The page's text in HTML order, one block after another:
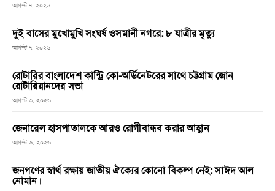
আগস্ট ৭, ২০২৬
দুই বাসের মুখোমুখি সংঘর্ষ ওসমানী নগরে: ৮ যাত্রীর মৃত্যু
আগস্ট ৭, ২০২৬
রোটারির বাংলাদেশ কান্ট্রি কো-অর্ডিনেটরের সাথে চট্টগ্রাম জোন
রোটারিয়ানদের সভা
আগস্ট ৬, ২০২৬
জেনারেল হাসপাতালকে আরও রোগীবান্ধব করার আহ্বান
আগস্ট ৬, ২০২৬
জনগণের স্বার্থ রক্ষায় জাতীয় ঐক্যের কোনো বিকল্প নেই: সাঈদ আল
নোমান।